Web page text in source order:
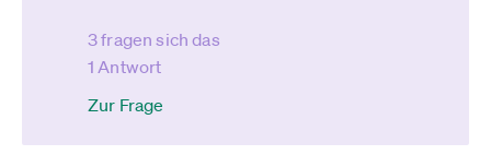
3 fragen sich das
1 Antwort
Zur Frage